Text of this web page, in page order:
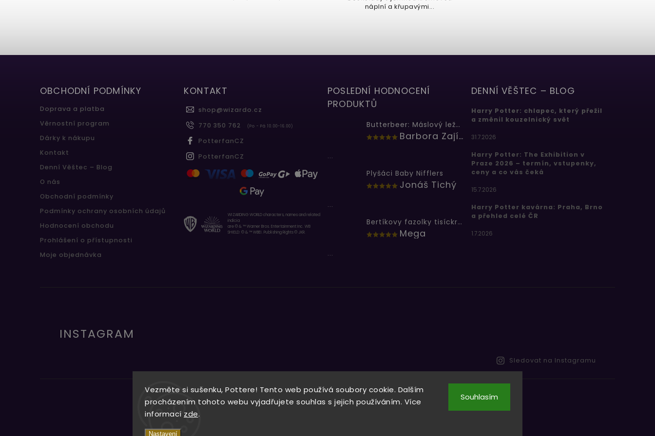
Vezměte si sušenku, Pottere! Tento web používá soubory cookie. Dalším
procházením tohoto webu vyjadřujete souhlas s jejich používáním. Více
informací zde.
Nastavení
Souhlasím
náplní a křupavými...
OBCHODNÍ PODMÍNKY
Doprava a platba
Věrnostní program
Dárky k nákupu
Kontakt
Denní Věštec – Blog
O nás
Obchodní podmínky
Podmínky ochrany osobních údajů
Hodnocení obchodu
Prohlášení o přístupnosti
Moje objednávka
KONTAKT
shop@wizardo.cz
770 350 762
(Po - Pá 10.00-16.00)
PotterfanCZ
PotterfanCZ
WIZARDING WORLD characters, names and related
indicia
are © & ™ Warner Bros. Entertainment Inc. WB
SHIELD: © & ™ WBEI. Publishing Rights © JKR.
POSLEDNÍ HODNOCENÍ
PRODUKTŮ
Butterbeer: Máslový ležák
Barbora Zajícová
...
Plyšáci Baby Nifflers
Jonáš Tichý
...
Bertíkovy fazolky tisíckrát jinak
Mega
...
DENNÍ VĚŠTEC – BLOG
Harry Potter: chlapec, který přežil
a změnil kouzelnický svět
31.7.2026
Harry Potter: The Exhibition v
Praze 2026 – termín, vstupenky,
ceny a co vás čeká
15.7.2026
Harry Potter kavárna: Praha, Brno
a přehled celé ČR
1.7.2026
INSTAGRAM
Sledovat na Instagramu
Copyright 2026Wizardo. Všechna práva vyhrazena.